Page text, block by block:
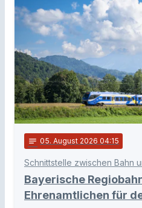
notes 05. August 2026 04:15
Schnittstelle zwischen Bahn
Bayerische
Ehrenamtlichen für